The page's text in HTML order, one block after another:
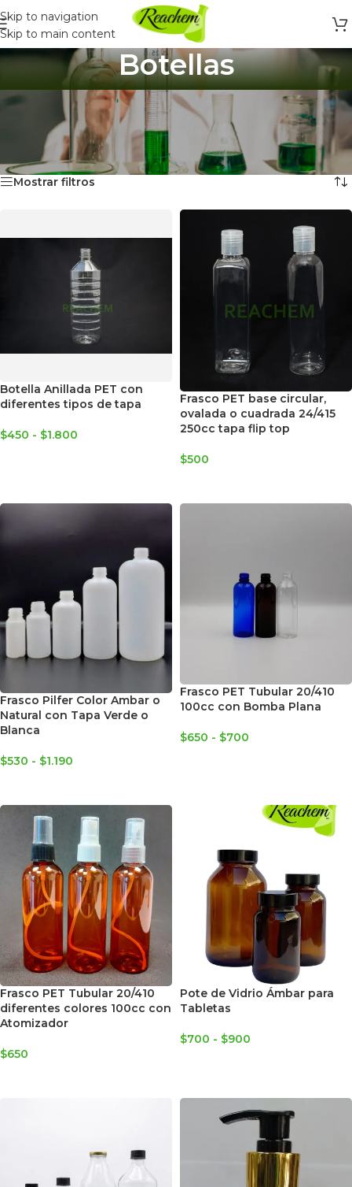
Skip to navigation
Skip to main content
Botellas
Botellas
Envases/Botellas y Frascos
Botellas
Mostrando 1–12 de 20 resultados
Mostrar filtros
Botella Anillada PET con
diferentes tipos de tapa
$450 - $1.800
Frasco PET base circular,
ovalada o cuadrada 24/415
250cc tapa flip top
$500
Frasco Pilfer Color Ambar o
Natural con Tapa Verde o
Blanca
$530 - $1.190
Frasco PET Tubular 20/410
100cc con Bomba Plana
$650 - $700
Frasco PET Tubular 20/410
diferentes colores 100cc con
Atomizador
$650
Pote de Vidrio Ámbar para
Tabletas
$700 - $900